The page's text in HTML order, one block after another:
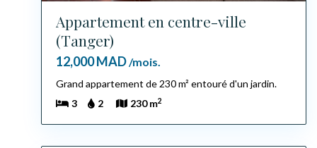
Appartement en centre-ville
(Tanger)
12,000 MAD/mois.
Grand appartement de 230 m² entouré d'un jardin.
3
2 230 m2